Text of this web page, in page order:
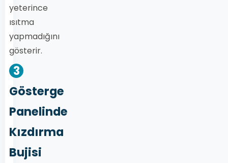
yeterince
ısıtma
yapmadığını
gösterir.
3
Gösterge
Panelinde
Kızdırma
Bujisi